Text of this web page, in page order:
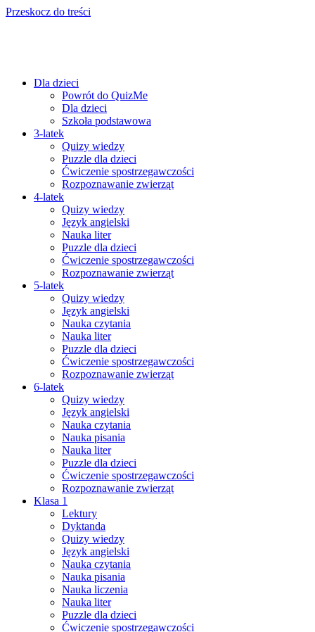
Przeskocz do treści
Dla dzieci
Powrót do QuizMe
Dla dzieci
Szkoła podstawowa
3-latek
Quizy wiedzy
Puzzle dla dzieci
Ćwiczenie spostrzegawczości
Rozpoznawanie zwierząt
4-latek
Quizy wiedzy
Język angielski
Nauka liter
Puzzle dla dzieci
Ćwiczenie spostrzegawczości
Rozpoznawanie zwierząt
5-latek
Quizy wiedzy
Język angielski
Nauka czytania
Nauka liter
Puzzle dla dzieci
Ćwiczenie spostrzegawczości
Rozpoznawanie zwierząt
6-latek
Quizy wiedzy
Język angielski
Nauka czytania
Nauka pisania
Nauka liter
Puzzle dla dzieci
Ćwiczenie spostrzegawczości
Rozpoznawanie zwierząt
Klasa 1
Lektury
Dyktanda
Quizy wiedzy
Język angielski
Nauka czytania
Nauka pisania
Nauka liczenia
Nauka liter
Puzzle dla dzieci
Ćwiczenie spostrzegawczości